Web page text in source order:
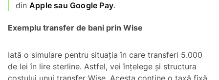
din Apple sau Google Pay.
Exemplu transfer de bani prin Wise
Iată o simulare pentru situația în care transferi 5.000
de lei în lire sterline. Astfel, vei înțelege și structura
costului unui transfer Wise. Acesta conține o taxă fixă